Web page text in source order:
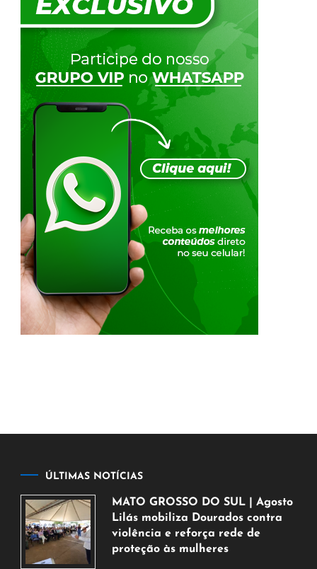
ÚLTIMAS NOTÍCIAS
MATO GROSSO DO SUL | Agosto
Lilás mobiliza Dourados contra
violência e reforça rede de
proteção às mulheres